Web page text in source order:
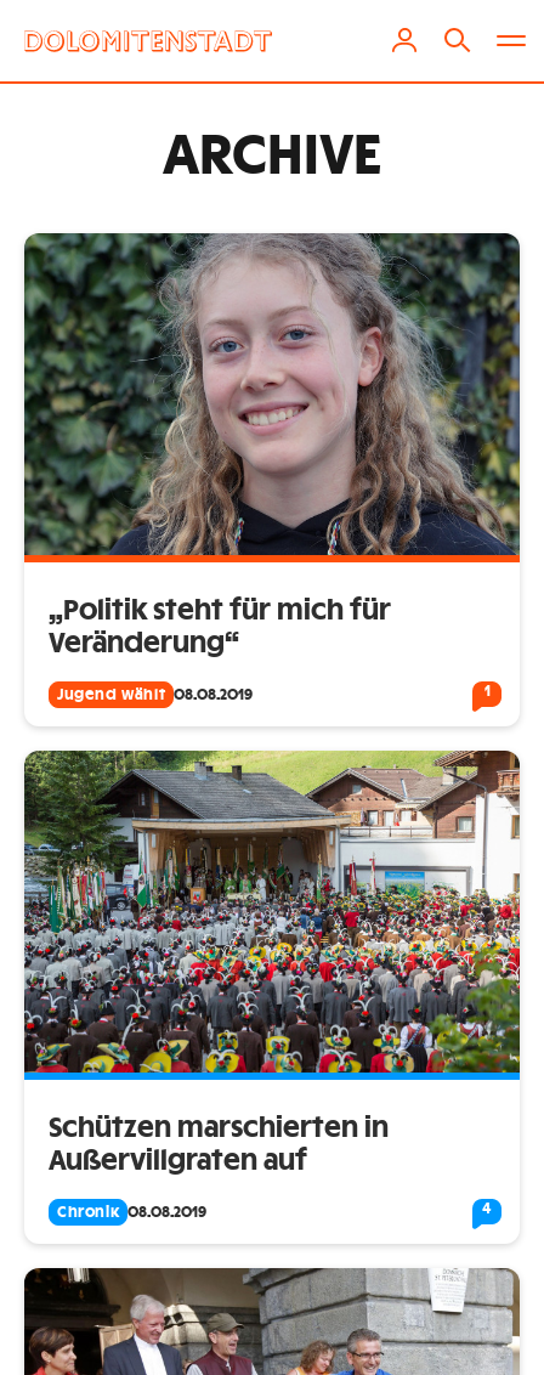
ARCHIVE
„Politik steht für mich für
Veränderung“
Jugend wählt 08.08.2019 1
Schützen marschierten in
Außervillgraten auf
Chronik 08.08.2019 4